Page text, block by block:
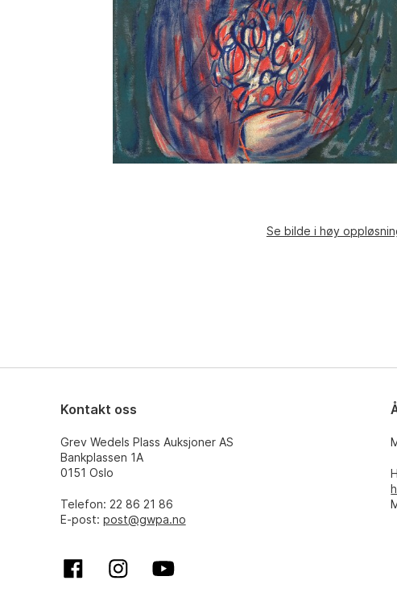
Se bilde i høy
Kontakt oss
Grev Wedels Plass Auksjoner AS
Bankplassen 1A
0151 Oslo
Telefon: 22 86 21 86
E-post: post@gwpa.no